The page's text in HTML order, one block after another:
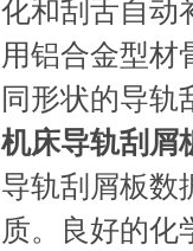
化和刮舌自动
用铝合金型材
同形状的导轨
机床导轨刮屑
导轨刮屑板数
质。良好的化